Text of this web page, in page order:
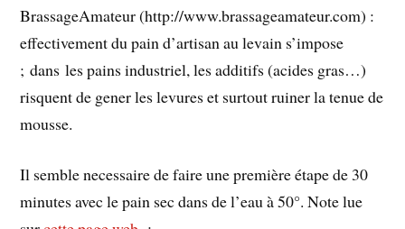
BrassageAmateur (http://www.brassageamateur.com) :
effectivement du pain d’artisan au levain s’impose
; dans les pains industriel, les additifs (acides gras…)
risquent de gener les levures et surtout ruiner la tenue de
mousse.
Il semble necessaire de faire une première étape de 30
minutes avec le pain sec dans de l’eau à 50°. Note lue